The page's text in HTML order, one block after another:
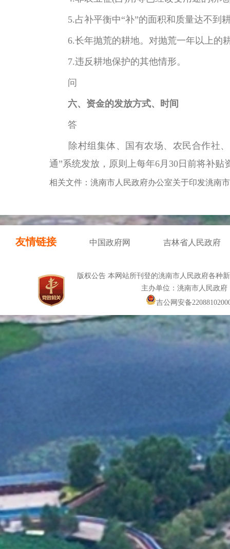
5.占补平衡中“补”的面积和质量达不到
6.长年抛荒的耕地。对抛荒一年以上的
7.违反耕地保护的其他情形。
问
六、资金的发放方式、时间
答
除村组集体、国有农场、农民合作社、
通”系统发放，原则上每年6月30日前将补
相关文件：洮南市人民政府办公室关于印发洮南
友情链接 中国政府网 吉林省人民政府
版权公告 本网站所刊登的洮南市人民政府各种
主办单位：洮南市人民政
吉公网安备